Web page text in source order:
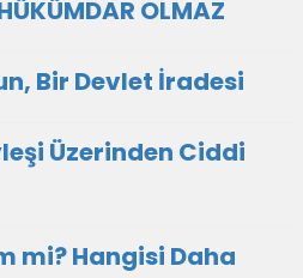
OLMAZ
Bir Devlet İradesi
Üzerinden Ciddi
mi? Hangisi Daha